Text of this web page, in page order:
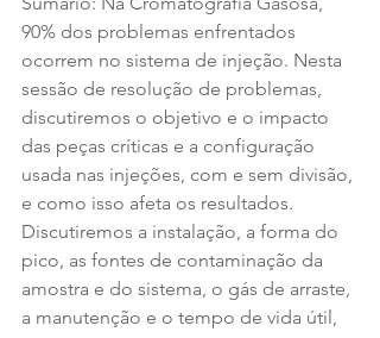
90% dos problemas enfrentados
ocorrem no sistema de injeção. Nesta
sessão de resolução de problemas,
discutiremos o objetivo e o impacto
das peças críticas e a configuração
usada nas injeções, com e sem divisão,
e como isso afeta os resultados.
Discutiremos a instalação, a forma do
pico, as fontes de contaminação da
amostra e do sistema, o gás de arraste,
a manutenção e o tempo de vida útil,